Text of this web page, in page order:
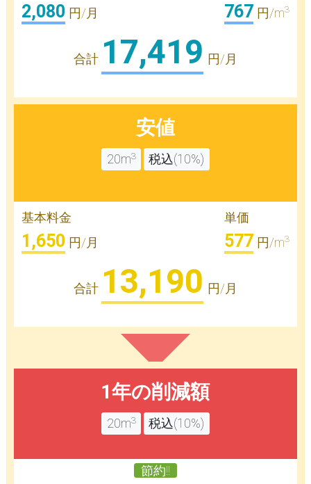
2,080 円/月 767 円/m3
合計 17,419 円/月
安値
20m3 税込(10%)
基本料金
1,650 円/月
単価
577 円/m3
合計 13,190 円/月
1年の削減額
20m3 税込(10%)
節約!!